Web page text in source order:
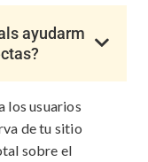
ayudarm
los usuarios
de tu sitio
sobre el